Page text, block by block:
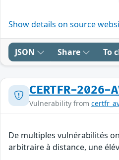
Show details on source
JSON Share To
CERTFR-2026-
Vulnerability from
De multiples vulnérabilités
arbitraire à distance, une